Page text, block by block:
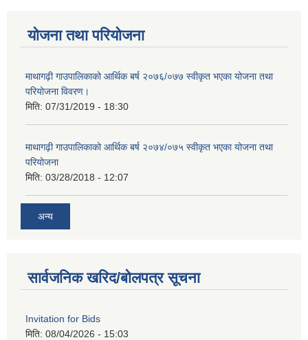
योजना तथा परियोजना
माथागढ़ी गाउपालिकाको आर्थिक बर्ष २०७६/०७७ स्वीकृत भएका योजना तथा
परियोजना विवरण।
मिति: 07/31/2019 - 18:30
माथागढ़ी गाउपालिकाको आर्थिक बर्ष २०७४/०७५ स्वीकृत भएका योजना तथा
परियोजना
मिति: 03/28/2018 - 12:07
अन्य
सार्वजनिक खरिद/बोलपत्र सूचना
Invitation for Bids
मिति: 08/04/2026 - 15:03